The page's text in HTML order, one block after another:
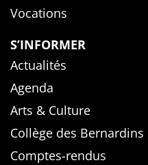
Vocations
S’INFORMER
Actualités
Agenda
Arts & Culture
Collège des Bernardins
Comptes-rendus